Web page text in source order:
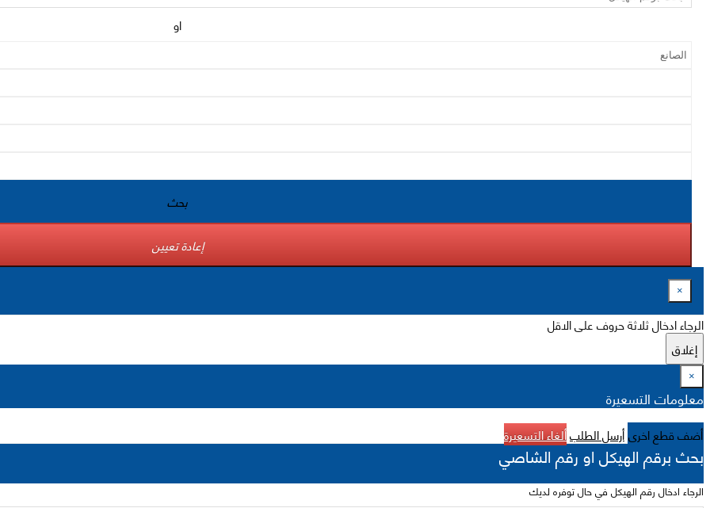
او
بحث
إعادة تعيين
×
الرجاء ادخال ثلاثة حروف على الاقل
إغلاق
×
معلومات التسعيرة
أضف قطع اخرىأرسل الطلبألغاء التسعيرة
بحث برقم الهيكل او رقم الشاصي
الرجاء ادخال رقم الهيكل في حال توفره لديك